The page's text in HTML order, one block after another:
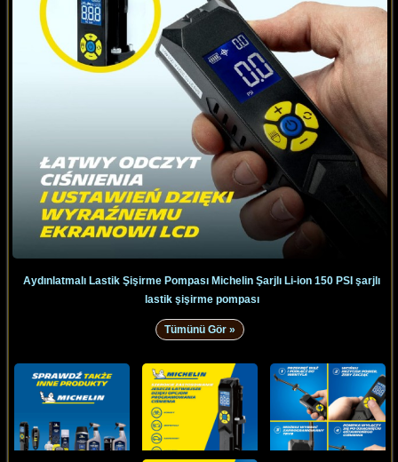
Aydınlatmalı Lastik Şişirme Pompası Michelin Şarjlı Li-ion 150 PSI şarjlı
lastik şişirme pompası
Tümünü Gör »